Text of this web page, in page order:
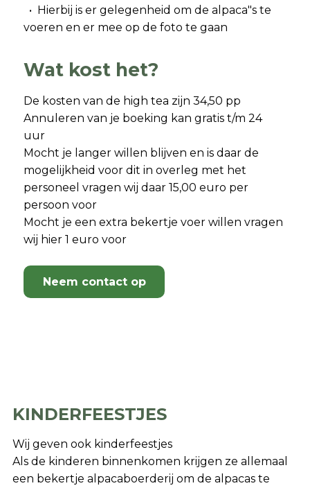
• Hierbij is er gelegenheid om de alpaca"s te
voeren en er mee op de foto te gaan
Wat kost het?
De kosten van de high tea zijn 34,50 pp
Annuleren van je boeking kan gratis t/m 24
uur
Mocht je langer willen blijven en is daar de
mogelijkheid voor dit in overleg met het
personeel vragen wij daar 15,00 euro per
persoon voor
Mocht je een extra bekertje voer willen vragen
wij hier 1 euro voor
Neem contact op
KINDERFEESTJES
Wij geven ook kinderfeestjes
Als de kinderen binnenkomen krijgen ze allemaal
een bekertje alpacaboerderij om de alpacas te